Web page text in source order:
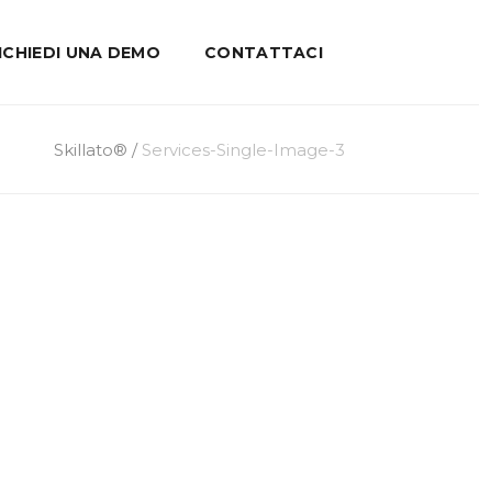
UNA DEMO CONTATTACI
Skillato® / Services-Single-Image-3